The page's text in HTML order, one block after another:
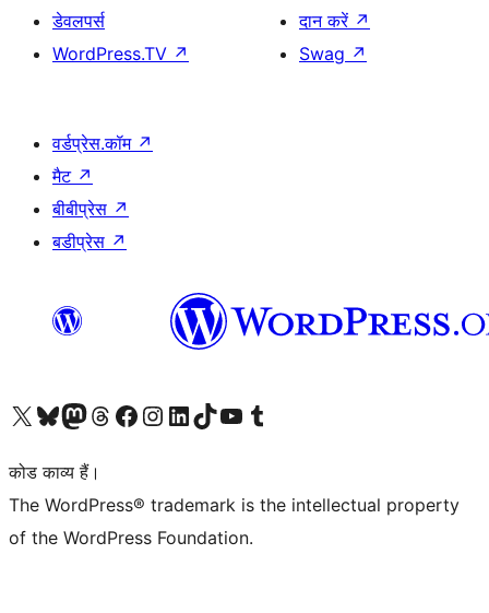
डेवलपर्स
WordPress.TV ↗
दान करें ↗
Swag ↗
वर्डप्रेस.कॉम ↗
मैट ↗
बीबीप्रेस ↗
बडीप्रेस ↗
Visit our X (formerly Twitter) account
हमारे बलुस्की खाते पर जाएँVisit our Mastodon account
हमारे थ्रेड्स अकाउंट पर जाएंहमारे फेसबुक पेज पर जाएँहमारे इंस्टाग्राम अकाउंट पर जाएंहमारे लिंक्डइन खाते पर जाएँहमारे टिकटॉक खाते पर जाएँहमारे यूट्यूब चैनल पर जाएंहमारे Tumblr खाते पर जाएँ
कोड काव्य हैं।
The WordPress® trademark is the intellectual property
of the WordPress Foundation.